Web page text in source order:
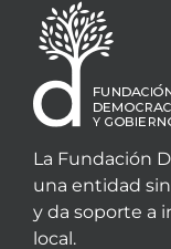
La Fundación
una entidad
y da soporte a
local.